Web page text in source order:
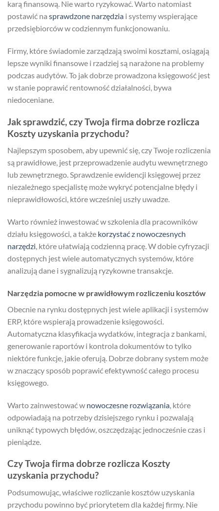
karą finansową. Nie warto ryzykować. Warto natomiast
postawić na sprawdzone narzędzia i systemy wspierające
przedsiębiorców w codziennym funkcjonowaniu.
Firmy, które świadomie zarządzają swoimi kosztami, osiągają
lepsze wyniki finansowe i rzadziej są narażone na problemy
podczas audytów. To jak dobrze prowadzona księgowość jest
w stanie poprawić rentowność działalności, bywa
niedoceniane.
Jak sprawdzić, czy Twoja firma dobrze rozlicza
Koszty uzyskania przychodu?
Najlepszym sposobem, aby upewnić się, czy Twoje rozliczenia
są prawidłowe, jest przeprowadzenie audytu wewnętrznego
lub zewnętrznego. Sprawdzenie ewidencji księgowej przez
niezależnego specjalistę może wykryć potencjalne błędy i
nieprawidłowości, które wcześniej uszły uwadze.
Warto również inwestować w szkolenia dla pracowników
działu księgowości, a także korzystać z nowoczesnych
narzędzi, które ułatwiają codzienną pracę. W dobie cyfryzacji
dostępnych jest wiele automatycznych systemów, które
analizują dane i sygnalizują ryzykowne transakcje.
Narzędzia pomocne w prawidłowym rozliczeniu kosztów
Obecnie na rynku dostępnych jest wiele aplikacji i systemów
ERP, które wspierają prowadzenie księgowości.
Automatyczna klasyfikacja wydatków, integracja z bankami,
generowanie raportów i kontrola dokumentów to tylko
niektóre funkcje, jakie oferują. Dobrze dobrany system może
w znaczący sposób poprawić efektywność całego procesu
księgowego.
Warto zainwestować w nowoczesne rozwiązania , które
odpowiadają na potrzeby dzisiejszego rynku i pozwalają
uniknąć typowych błędów, oszczędzając jednocześnie czas i
pieniądze.
Czy Twoja firma dobrze rozlicza Koszty
uzyskania przychodu?
Podsumowując, właściwe rozliczanie kosztów uzyskania
przychodu powinno być priorytetem dla każdej firmy. Nie